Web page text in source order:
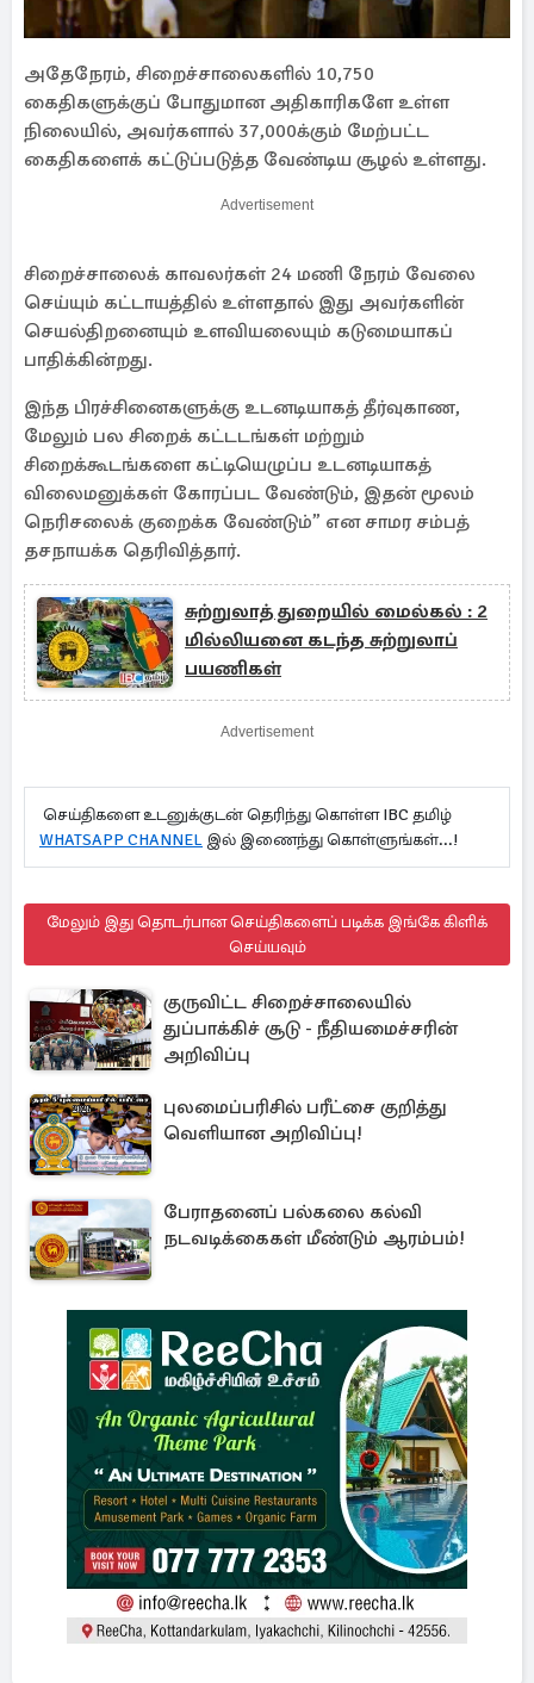
அதேநேரம், சிறைச்சாலைகளில் 10,750
கைதிகளுக்குப் போதுமான அதிகாரிகளே உள்ள
நிலையில், அவர்களால் 37,000க்கும் மேற்பட்ட
கைதிகளைக் கட்டுப்படுத்த வேண்டிய சூழல் உள்ளது.
Advertisement
சிறைச்சாலைக் காவலர்கள் 24 மணி நேரம் வேலை
செய்யும் கட்டாயத்தில் உள்ளதால் இது அவர்களின்
செயல்திறனையும் உளவியலையும் கடுமையாகப்
பாதிக்கின்றது.
இந்த பிரச்சினைகளுக்கு உடனடியாகத் தீர்வுகாண,
மேலும் பல சிறைக் கட்டடங்கள் மற்றும்
சிறைக்கூடங்களை கட்டியெழுப்ப உடனடியாகத்
விலைமனுக்கள் கோரப்பட வேண்டும், இதன் மூலம்
நெரிசலைக் குறைக்க வேண்டும்” என சாமர சம்பத்
தசநாயக்க தெரிவித்தார்.
சுற்றுலாத் துறையில் மைல்கல் : 2
மில்லியனை கடந்த சுற்றுலாப்
பயணிகள்
Advertisement
செய்திகளை உடனுக்குடன் தெரிந்து கொள்ள IBC தமிழ்
WHATSAPP CHANNEL இல் இணைந்து கொள்ளுங்கள்...!
மேலும் இது தொடர்பான செய்திகளைப் படிக்க இங்கே கிளிக்
செய்யவும்
குருவிட்ட சிறைச்சாலையில்
துப்பாக்கிச் சூடு - நீதியமைச்சரின்
அறிவிப்பு
புலமைப்பரிசில் பரீட்சை குறித்து
வெளியான அறிவிப்பு!
பேராதனைப் பல்கலை கல்வி
நடவடிக்கைகள் மீண்டும் ஆரம்பம்!